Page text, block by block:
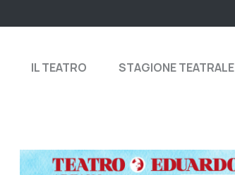
IL TEATRO STAGIONE TEATRALE